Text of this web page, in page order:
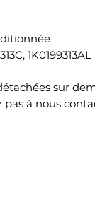
1K0199313AL
sur
pas à nous